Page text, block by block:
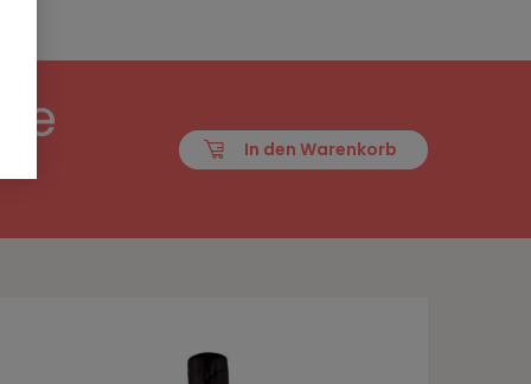
In den Warenkorb